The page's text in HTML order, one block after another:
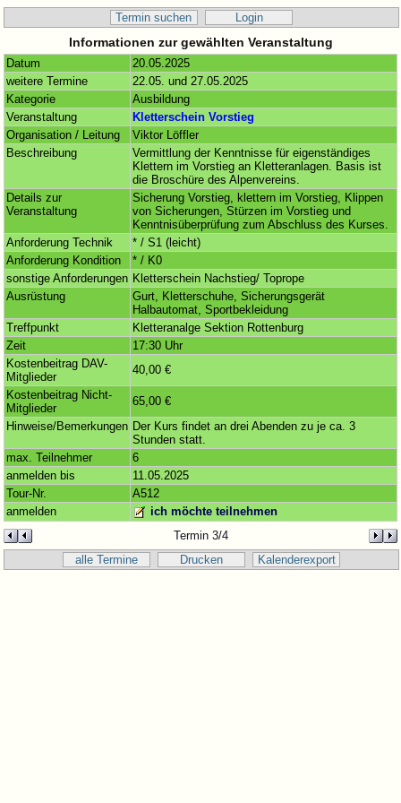
Termin suchen Login
Informationen zur gewählten Veranstaltung
Datum
20.05.2025
weitere Termine
22.05. und 27.05.2025
Kategorie
Ausbildung
Veranstaltung
Kletterschein Vorstieg
Organisation / Leitung
Viktor Löffler
Beschreibung
Vermittlung der Kenntnisse für eigenständiges
Klettern im Vorstieg an Kletteranlagen. Basis ist
die Broschüre des Alpenvereins.
Details zur
Veranstaltung
Sicherung Vorstieg, klettern im Vorstieg, Klippen
von Sicherungen, Stürzen im Vorstieg und
Kenntnisüberprüfung zum Abschluss des Kurses.
Anforderung Technik
* / S1 (leicht)
Anforderung Kondition
* / K0
sonstige Anforderungen Kletterschein Nachstieg/ Toprope
Ausrüstung
Gurt, Kletterschuhe, Sicherungsgerät
Halbautomat, Sportbekleidung
Treffpunkt
Kletteranalge Sektion Rottenburg
Zeit
17:30 Uhr
Kostenbeitrag DAV-
Mitglieder
40,00 €
Kostenbeitrag Nicht-
Mitglieder
65,00 €
Hinweise/Bemerkungen Der Kurs findet an drei Abenden zu je ca. 3
Stunden statt.
max. Teilnehmer
6
anmelden bis
11.05.2025
Tour-Nr.
A512
anmelden
ich möchte teilnehmen
Termin 3/4
alle Termine
Drucken Kalenderexport